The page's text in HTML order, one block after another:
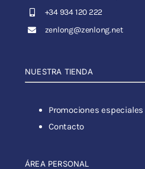
+34 934 120 222
zenlong@zenlong.net
NUESTRA TIENDA
Promociones especiales
Contacto
ÁREA PERSONAL